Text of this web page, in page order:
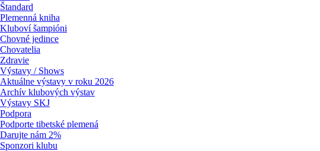
Štandard
Plemenná kniha
Kluboví šampióni
Chovné jedince
Chovatelia
Zdravie
Výstavy / Shows
Aktuálne výstavy v roku 2026
Archív klubových výstav
Výstavy SKJ
Podpora
Podporte tibetské plemená
Darujte nám 2%
Sponzori klubu